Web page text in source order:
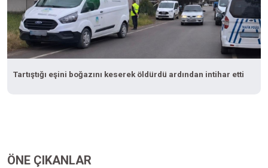
Tartıştığı eşini boğazını keserek öldürdü ardından intihar etti
ÖNE ÇIKANLAR